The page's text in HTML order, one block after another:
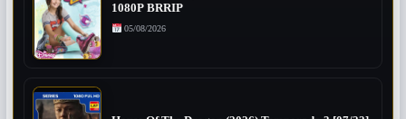
1080P BRRIP
05/08/2026